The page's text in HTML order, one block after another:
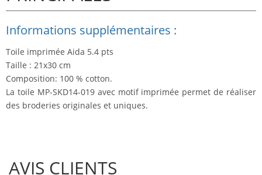
Informations supplémentaires :
Toile imprimée Aida 5.4 pts
Taille : 21x30 cm
Composition: 100 % cotton.
La toile MP-SKD14-019 avec motif imprimée permet de réaliser
des broderies originales et uniques.
AVIS CLIENTS